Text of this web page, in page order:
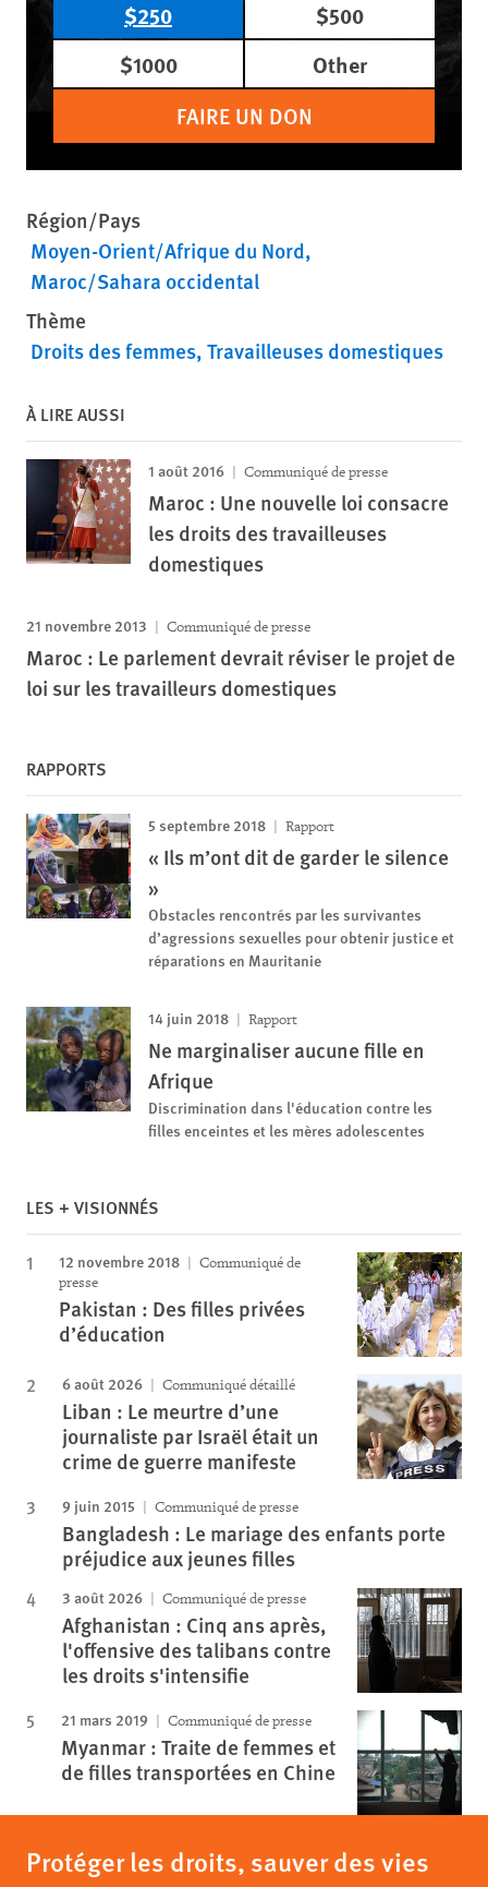
$250
$500
$1000
Other
FAIRE UN DON
Région/Pays
Moyen-Orient/Afrique du Nord
Maroc/Sahara occidental
Thème
Droits des femmes Travailleuses domestiques
À LIRE AUSSI
1 août 2016 Communiqué de presse
Maroc : Une nouvelle loi consacre
les droits des travailleuses
domestiques
21 novembre 2013 Communiqué de presse
Maroc : Le parlement devrait réviser le projet de
loi sur les travailleurs domestiques
RAPPORTS
5 septembre 2018 Rapport
« Ils m’ont dit de garder le silence
»
Obstacles rencontrés par les survivantes
d’agressions sexuelles pour obtenir justice et
réparations en Mauritanie
14 juin 2018 Rapport
Ne marginaliser aucune fille en
Afrique
Discrimination dans l'éducation contre les
filles enceintes et les mères adolescentes
LES + VISIONNÉS
12 novembre 2018
Communiqué de
presse
Pakistan : Des filles privées
d’éducation
6 août 2026 Communiqué détaillé
Liban : Le meurtre d’une
journaliste par Israël était un
crime de guerre manifeste
9 juin 2015 Communiqué de presse
Bangladesh : Le mariage des enfants porte
préjudice aux jeunes filles
3 août 2026 Communiqué de presse
Afghanistan : Cinq ans après,
l'offensive des talibans contre
les droits s'intensifie
21 mars 2019 Communiqué de presse
Myanmar : Traite de femmes et
de filles transportées en Chine
Protéger les droits, sauver des vies